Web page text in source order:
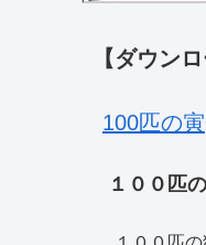
【ダウン
100匹の寅
１００匹